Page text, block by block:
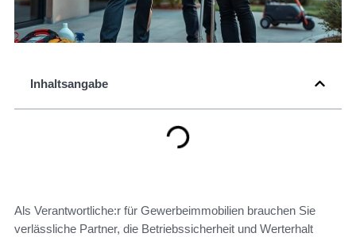
Inhaltsangabe
Als Verantwortliche:r für Gewerbeimmobilien brauchen Sie
verlässliche Partner, die Betriebssicherheit und Werterhalt